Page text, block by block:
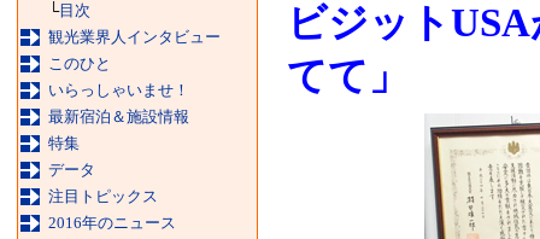
└目次
観光業界人インタビュー
このひと
いらっしゃいませ！
最新宿泊＆施設情報
特集
データ
注目トピックス
2016年のニュース
ビジット
てて」